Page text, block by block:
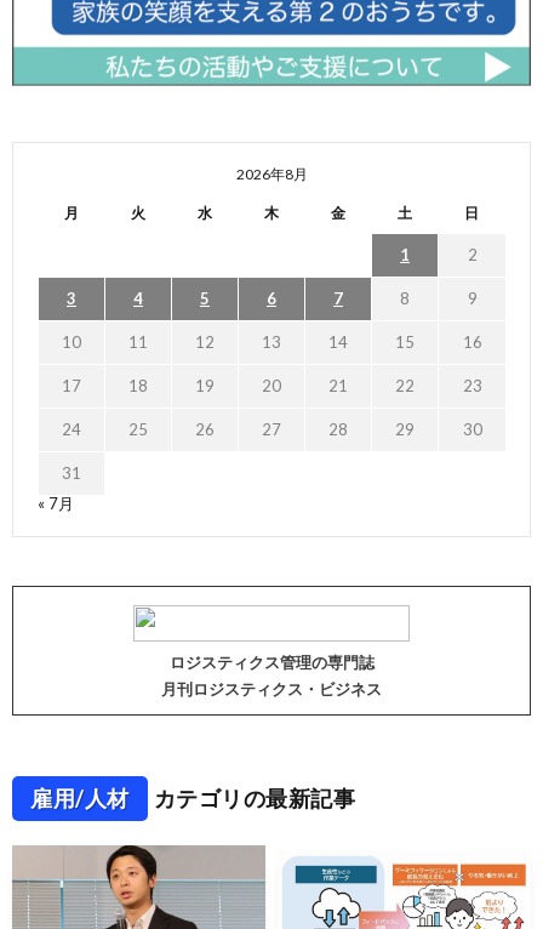
2026年8月
月 火 水 木 金 土 日
1 2
3 4 5 6 7 8 9
10 11 12 13 14 15 16
17 18 19 20 21 22 23
24 25 26 27 28 29 30
31
« 7月
ロジスティクス管理の専門誌
月刊ロジスティクス・ビジネス
雇用/人材 カテゴリの最新記事